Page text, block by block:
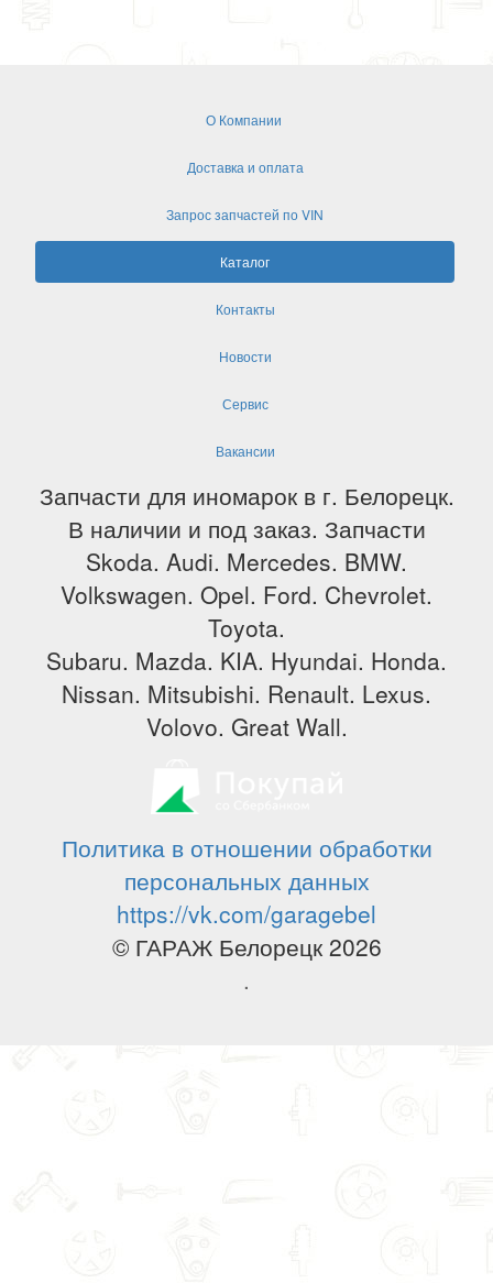
О Компании
Доставка и оплата
Запрос запчастей по VIN
Каталог
Контакты
Новости
Сервис
Вакансии
Запчасти для иномарок в г. Белорецк.
В наличии и под заказ. Запчасти
Skoda. Audi. Mercedes. BMW.
Volkswagen. Opel. Ford. Chevrolet.
Toyota.
Subaru. Mazda. KIA. Hyundai. Honda.
Nissan. Mitsubishi. Renault. Lexus.
Volovo. Great Wall.
Политика в отношении обработки
персональных данных
https://vk.com/garagebel
© ГАРАЖ Белорецк 2026
.